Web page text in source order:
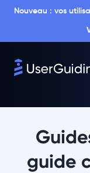
Nouveau : vos
guide